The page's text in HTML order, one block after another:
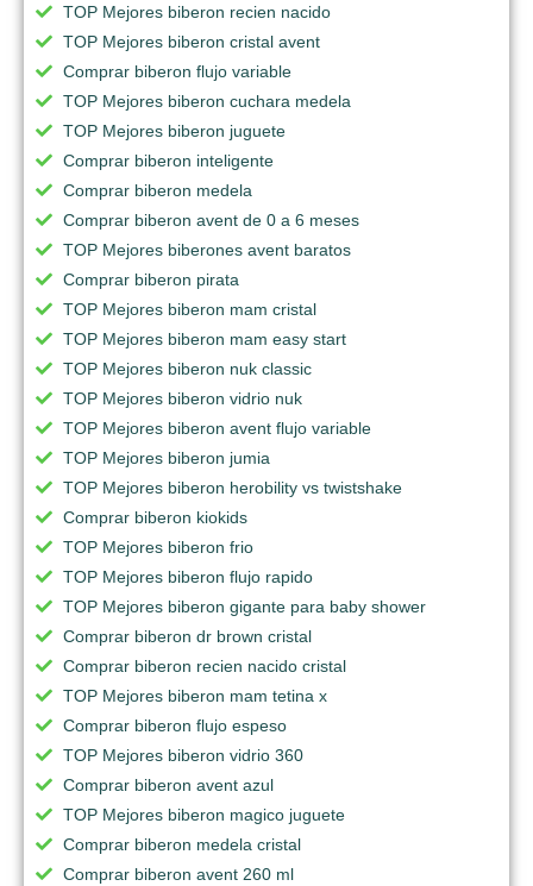
TOP Mejores biberon recien nacido
TOP Mejores biberon cristal avent
Comprar biberon flujo variable
TOP Mejores biberon cuchara medela
TOP Mejores biberon juguete
Comprar biberon inteligente
Comprar biberon medela
Comprar biberon avent de 0 a 6 meses
TOP Mejores biberones avent baratos
Comprar biberon pirata
TOP Mejores biberon mam cristal
TOP Mejores biberon mam easy start
TOP Mejores biberon nuk classic
TOP Mejores biberon vidrio nuk
TOP Mejores biberon avent flujo variable
TOP Mejores biberon jumia
TOP Mejores biberon herobility vs twistshake
Comprar biberon kiokids
TOP Mejores biberon frio
TOP Mejores biberon flujo rapido
TOP Mejores biberon gigante para baby shower
Comprar biberon dr brown cristal
Comprar biberon recien nacido cristal
TOP Mejores biberon mam tetina x
Comprar biberon flujo espeso
TOP Mejores biberon vidrio 360
Comprar biberon avent azul
TOP Mejores biberon magico juguete
Comprar biberon medela cristal
Comprar biberon avent 260 ml